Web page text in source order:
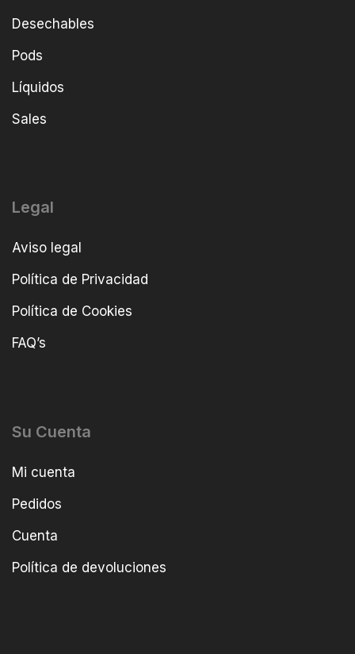
Desechables
Pods
Líquidos
Sales
Legal
Aviso legal
Política de Privacidad
Política de Cookies
FAQ’s
Su Cuenta
Mi cuenta
Pedidos
Cuenta
Política de devoluciones